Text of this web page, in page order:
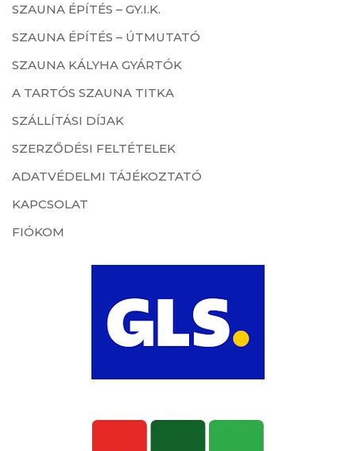
SZAUNA ÉPÍTÉS – GY.I.K.
SZAUNA ÉPÍTÉS – ÚTMUTATÓ
SZAUNA KÁLYHA GYÁRTÓK
A TARTÓS SZAUNA TITKA
SZÁLLÍTÁSI DÍJAK
SZERZŐDÉSI FELTÉTELEK
ADATVÉDELMI TÁJÉKOZTATÓ
KAPCSOLAT
FIÓKOM